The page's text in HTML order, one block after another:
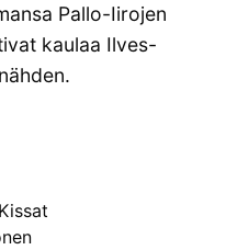
Pallo-Iirojen
kaulaa Ilves-